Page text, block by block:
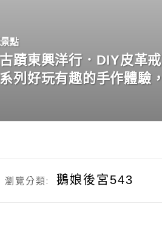
點
蹟東興洋行．DIY皮革戒
列好玩有趣的手作體驗，
瀏覽分類: 鵝娘後宮543